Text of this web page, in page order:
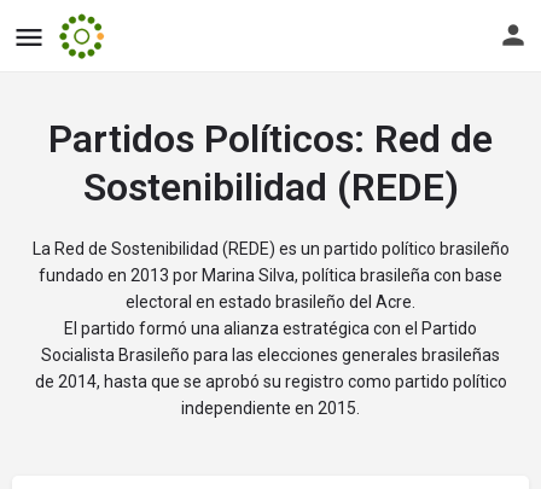
Partidos Políticos: Red de
Sostenibilidad (REDE)
La Red de Sostenibilidad (REDE) es un partido político brasileño
fundado en 2013 por Marina Silva, política brasileña con base
electoral en estado brasileño del Acre.
El partido formó una alianza estratégica con el Partido
Socialista Brasileño para las elecciones generales brasileñas
de 2014, hasta que se aprobó su registro como partido político
independiente en 2015.